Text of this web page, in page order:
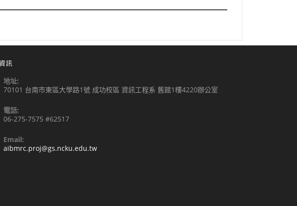
訊
地址:
70101 台南市東區大學路1號 成功校區 資訊工程系 舊館1樓4220辦公室
電話:
06-275-7575 #62517
Email:
aibmrc.proj@gs.ncku.edu.tw